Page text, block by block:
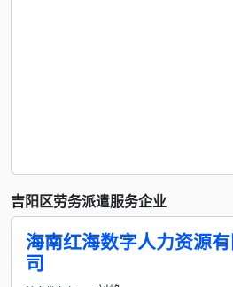
吉阳区劳务派遣服务企业
海南红海数字人力资源
司